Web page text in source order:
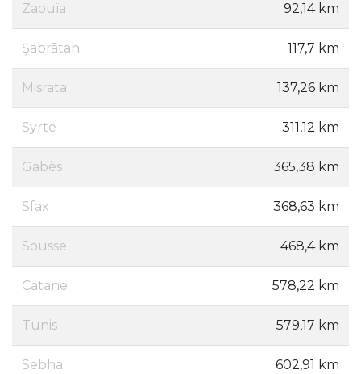
Zaouïa 92,14 km
Şabrātah 117,7 km
Misrata 137,26 km
Syrte 311,12 km
Gabès 365,38 km
Sfax 368,63 km
Sousse 468,4 km
Catane 578,22 km
Tunis 579,17 km
Sebha 602,91 km